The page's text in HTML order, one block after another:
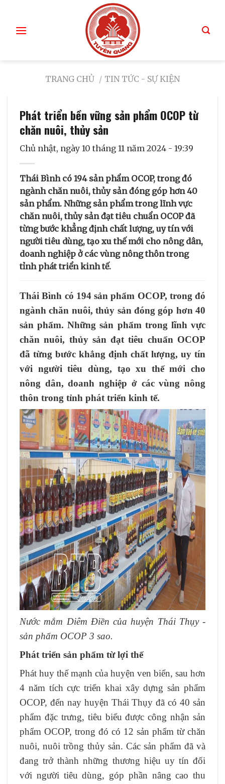
TRANG CHỦ / TIN TỨC - SỰ KIỆN
Phát triển bền vững sản phẩm OCOP từ
chăn nuôi, thủy sản
Chủ nhật, ngày 10 tháng 11 năm 2024 - 19:39
Thái Bình có 194 sản phẩm OCOP, trong đó
ngành chăn nuôi, thủy sản đóng góp hơn 40
sản phẩm. Những sản phẩm trong lĩnh vực
chăn nuôi, thủy sản đạt tiêu chuẩn OCOP đã
từng bước khẳng định chất lượng, uy tín với
người tiêu dùng, tạo xu thế mới cho nông dân,
doanh nghiệp ở các vùng nông thôn trong
tỉnh phát triển kinh tế.
Thái Bình có 194 sản phẩm OCOP, trong đó
ngành chăn nuôi, thủy sản đóng góp hơn 40
sản phẩm. Những sản phẩm trong lĩnh vực
chăn nuôi, thủy sản đạt tiêu chuẩn OCOP
đã từng bước khẳng định chất lượng, uy tín
với người tiêu dùng, tạo xu thế mới cho
nông dân, doanh nghiệp ở các vùng nông
thôn trong tỉnh phát triển kinh tế.
Nước mắm Diêm Điền của huyện Thái Thụy -
sản phẩm OCOP 3 sao.
Phát triển sản phẩm từ lợi thế
Phát huy thế mạnh của huyện ven biển, sau hơn
4 năm tích cực triển khai xây dựng sản phẩm
OCOP, đến nay huyện Thái Thụy đã có 40 sản
phẩm đặc trưng, tiêu biểu được công nhận sản
phẩm OCOP, trong đó có 12 sản phẩm từ chăn
nuôi, nuôi trồng thủy sản. Các sản phẩm đã và
đang trở thành những thương hiệu uy tín đối
với người tiêu dùng, góp phần nâng cao thu